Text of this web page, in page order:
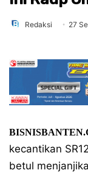
Redaksi 27
kecantikan
betul